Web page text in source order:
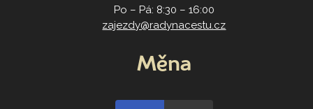
Po – Pá: 8:30 – 16:00
zajezdy@radynacestu.cz
Měna